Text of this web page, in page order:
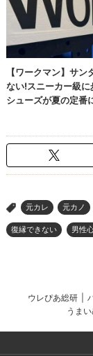
> 元カレ 元カノ
復縁できない 男性
ウレぴあ総研
うま